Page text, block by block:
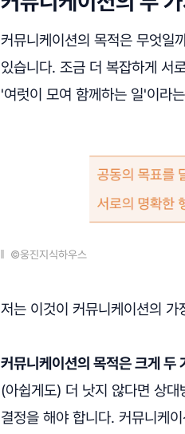
커뮤니케이션의 목적은 무엇일
있습니다. 조금 더 복잡하게 서
'여럿이 모여 함께하는 일'이라
©웅진지식하우스
저는 이것이 커뮤니케이션의
커뮤니케이션의 목적은 크게 두
(아쉽게도) 더 낫지 않다면 상
결정을 해야 합니다. 커뮤니케